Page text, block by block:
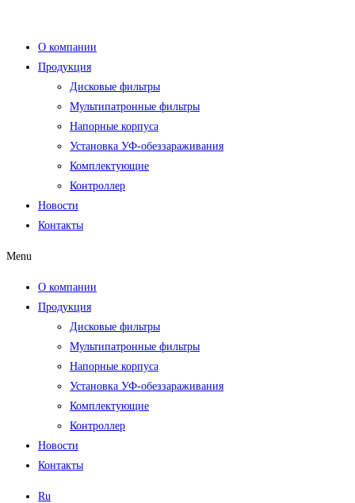
содержимому
О компании
Продукция
Дисковые фильтры
Мультипатронные фильтры
Напорные корпуса
Установка УФ-обеззараживания
Комплектующие
Контроллер
Новости
Контакты
Menu
О компании
Продукция
Дисковые фильтры
Мультипатронные фильтры
Напорные корпуса
Установка УФ-обеззараживания
Комплектующие
Контроллер
Новости
Контакты
Ru